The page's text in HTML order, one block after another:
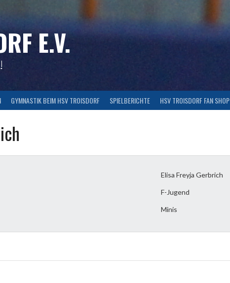
E.V.
GYMNASTIK BEIM HSV TROISDORF SPIELBERICHTE HSV TROISDORF FAN SHOP
Elisa Freyja Gerbrich
F-Jugend
Minis